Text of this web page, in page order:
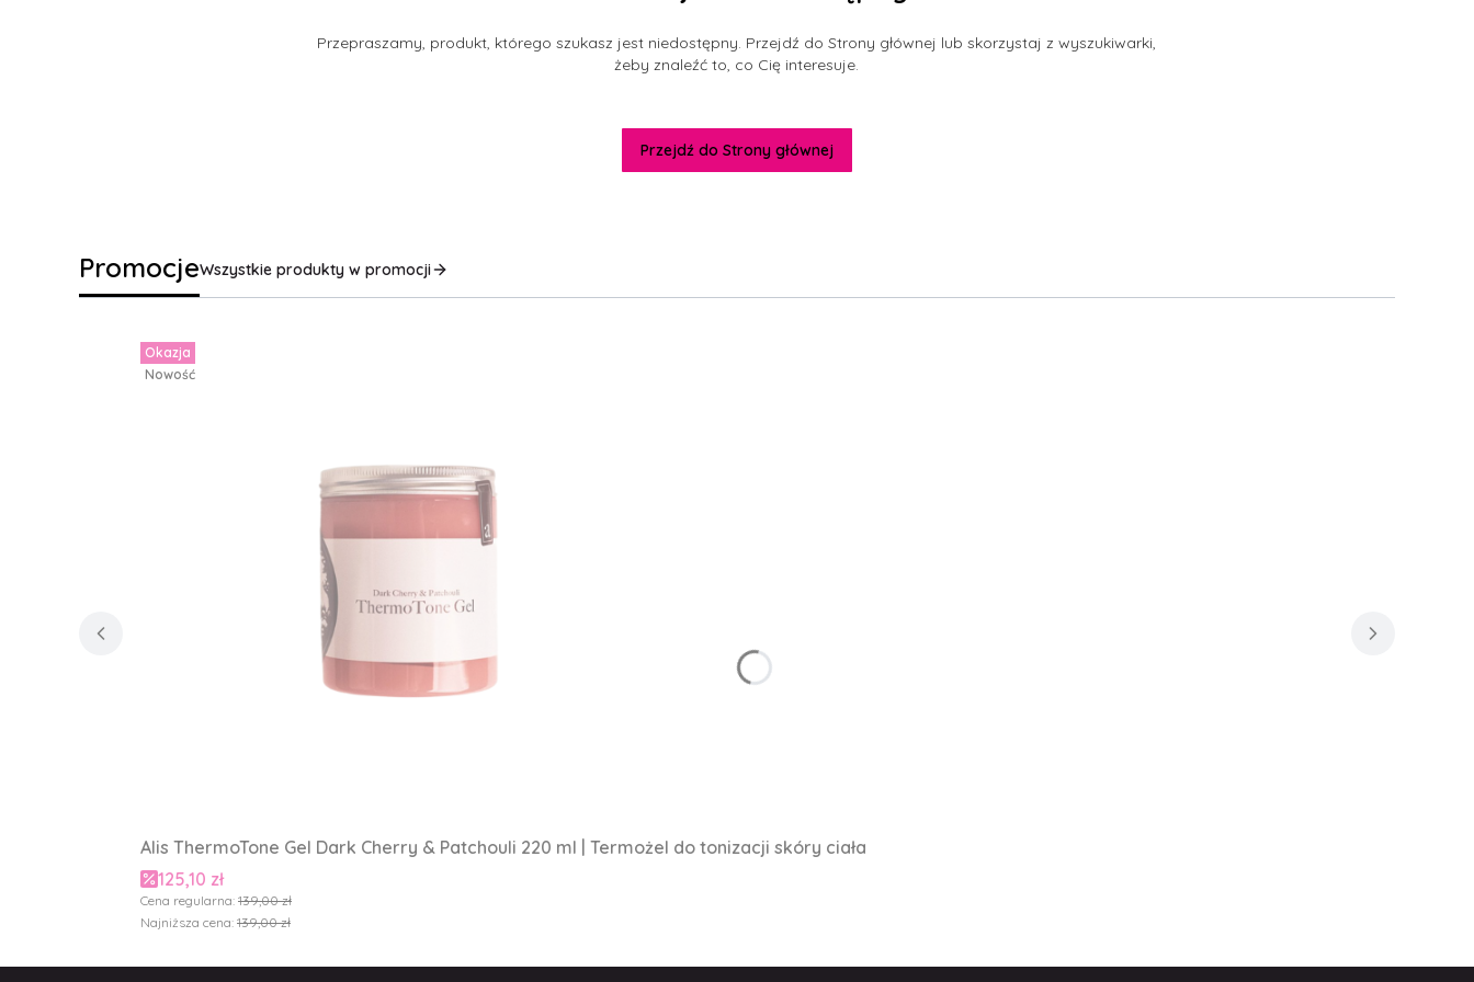
Przepraszamy, produkt, którego szukasz jest niedostępny. Przejdź do Strony głównej lub skorzystaj z wyszukiwarki,
żeby znaleźć to, co Cię interesuje.
Przejdź do Strony głównej
PromocjeWszystkie produkty w promocji
Okazja
Nowość
Alis ThermoTone Gel Dark Cherry & Patchouli 220 ml | Termożel do tonizacji skóry ciała
Cena promocyjna
125,10 zł
Cena regularna: 139,00 zł
Najniższa cena: 139,00 zł